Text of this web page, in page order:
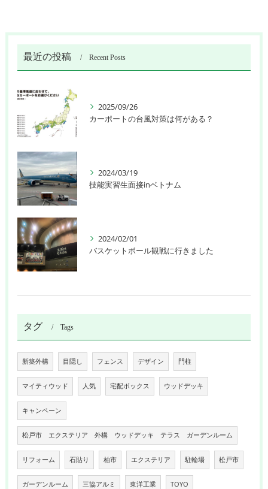
最近の投稿 Recent Posts
2025/09/26
カーポートの台風対策は何がある？
2024/03/19
技能実習生面接inベトナム
2024/02/01
バスケットボール観戦に行きました
タグ Tags
新築外構 目隠し フェンス デザイン 門柱
マイティウッド 人気 宅配ボックス ウッドデッキ
キャンペーン
松戸市 エクステリア 外構 ウッドデッキ テラス ガーデンルーム
リフォーム 石貼り 柏市 エクステリア 駐輪場 松戸市
ガーデンルーム 三協アルミ 東洋工業 TOYO